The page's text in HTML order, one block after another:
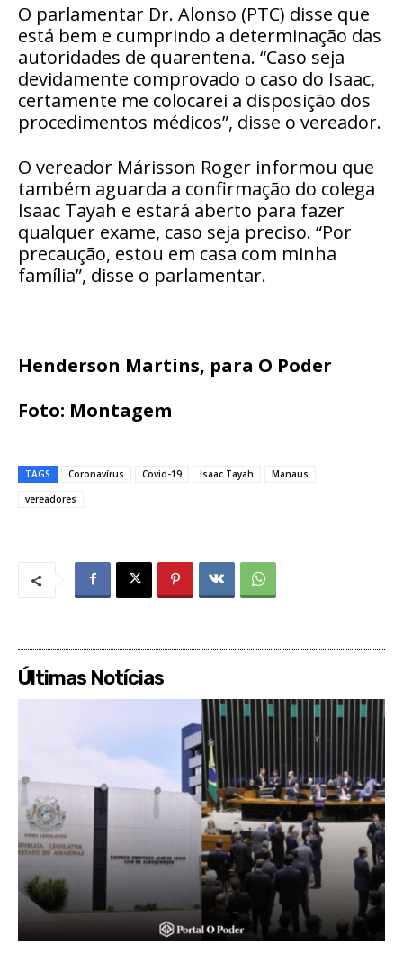
O parlamentar Dr. Alonso (PTC) disse que
está bem e cumprindo a determinação das
autoridades de quarentena. “Caso seja
devidamente comprovado o caso do Isaac,
certamente me colocarei a disposição dos
procedimentos médicos”, disse o vereador.
O vereador Márisson Roger informou que
também aguarda a confirmação do colega
Isaac Tayah e estará aberto para fazer
qualquer exame, caso seja preciso. “Por
precaução, estou em casa com minha
família”, disse o parlamentar.
Henderson Martins, para O Poder
Foto: Montagem
TAGS Coronavírus Covid-19 Isaac Tayah
Manaus
vereadores
Últimas Notícias